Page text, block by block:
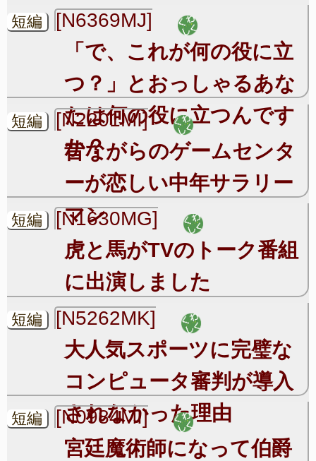
短編 [N6369MJ]
「で、これが何の役に立
つ？」とおっしゃるあな
たは何の役に立つんです
か？
短編 [N2201MI]
昔ながらのゲームセンタ
ーが恋しい中年サラリー
マン
短編 [N1630MG]
虎と馬がTVのトーク番組
に出演しました
短編 [N5262MK]
大人気スポーツに完璧な
コンピュータ審判が導入
されなかった理由
短編 [N0984MI]
宮廷魔術師になって伯爵